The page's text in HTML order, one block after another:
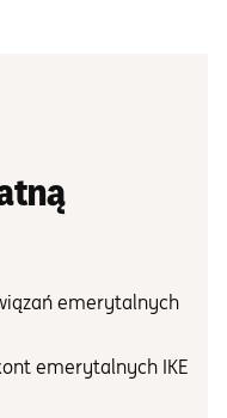
emerytalnych
emerytalnych IKE